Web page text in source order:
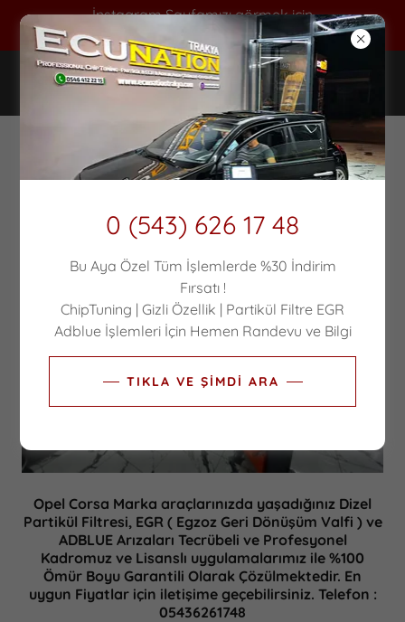
İnstagram Sayfamızı görmek için
TIKLAYIN !
OPEL CORSA PARTIKUL - EGR -
Opel Corsa Marka araçlarınızda yaşadığınız Dizel
Partikül Filtresi, EGR ( Egzoz Geri Dönüşüm Valfi ) ve
ADBLUE Arızaları Tecrübeli ve Profesyonel
Kadromuz ve Lisanslı uygulamalarımız ile %100
Ömür Boyu Garantili Olarak Çözülmektedir. En
uygun Fiyatlar için iletişime geçebilirsiniz. Telefon :
05436261748
0 (543) 626 17 48
Bu Aya Özel Tüm İşlemlerde %30 İndirim
Fırsatı !
ChipTuning | Gizli Özellik | Partikül Filtre EGR
Adblue İşlemleri İçin Hemen Randevu ve Bilgi
TIKLA VE ŞİMDİ ARA